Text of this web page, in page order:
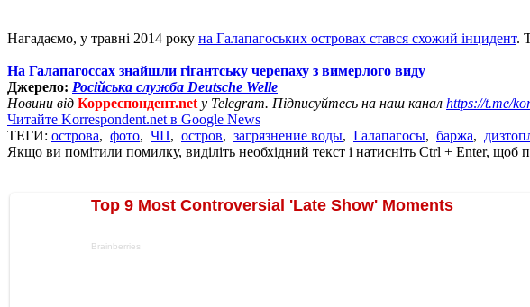
Нагадаємо, у травні 2014 року на Галапагоських островах стався схожий інцидент.
На Галапагоссах знайшли гігантську черепаху з вимерлого виду
Джерело: Російська служба Deutsche Welle
Новини від Корреспондент.net у Telegram. Підписуйтесь на наш канал https://t.me/
Читайте Korrespondent.net в Google News
ТЕГИ: острова, фото, ЧП, остров, загрязнение воды, Галапагосы, баржа,
Якщо ви помітили помилку, виділіть необхідний текст і натисніть Ctrl + Enter, щоб